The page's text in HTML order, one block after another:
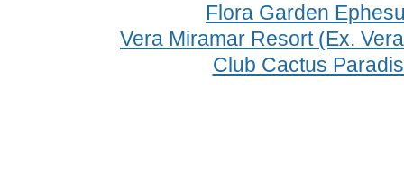
Flora Garden
Vera Miramar Resort (Ex.
Club Cactus